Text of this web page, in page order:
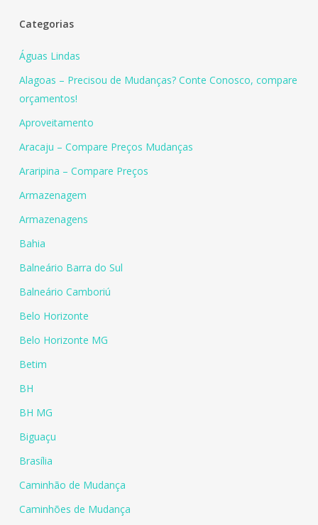
Categorias
Águas Lindas
Alagoas – Precisou de Mudanças? Conte Conosco, compare
orçamentos!
Aproveitamento
Aracaju – Compare Preços Mudanças
Araripina – Compare Preços
Armazenagem
Armazenagens
Bahia
Balneário Barra do Sul
Balneário Camboriú
Belo Horizonte
Belo Horizonte MG
Betim
BH
BH MG
Biguaçu
Brasília
Caminhão de Mudança
Caminhões de Mudança